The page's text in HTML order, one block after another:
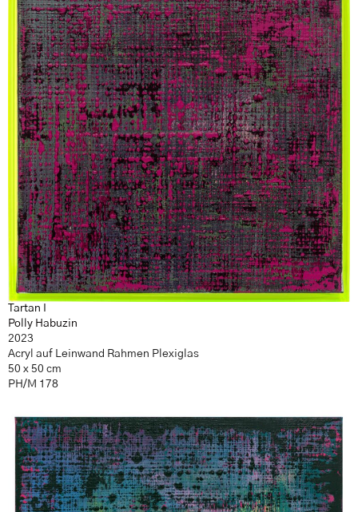
Tartan I
Polly Habuzin
2023
Acryl auf Leinwand Rahmen Plexiglas
50 x 50 cm
PH/M 178